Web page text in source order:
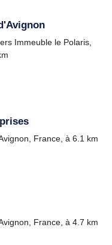
Immeuble le Polaris,
France, à 6.1 km
France, à 4.7 km